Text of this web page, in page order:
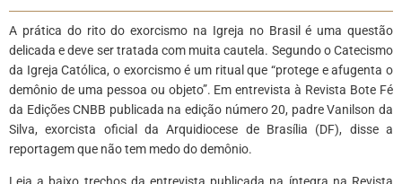
A prática do rito do exorcismo na Igreja no Brasil é uma questão
delicada e deve ser tratada com muita cautela. Segundo o Catecismo
da Igreja Católica, o exorcismo é um ritual que “protege e afugenta o
demônio de uma pessoa ou objeto”. Em entrevista à Revista Bote Fé
da Edições CNBB publicada na edição número 20, padre Vanilson da
Silva, exorcista oficial da Arquidiocese de Brasília (DF), disse a
reportagem que não tem medo do demônio.